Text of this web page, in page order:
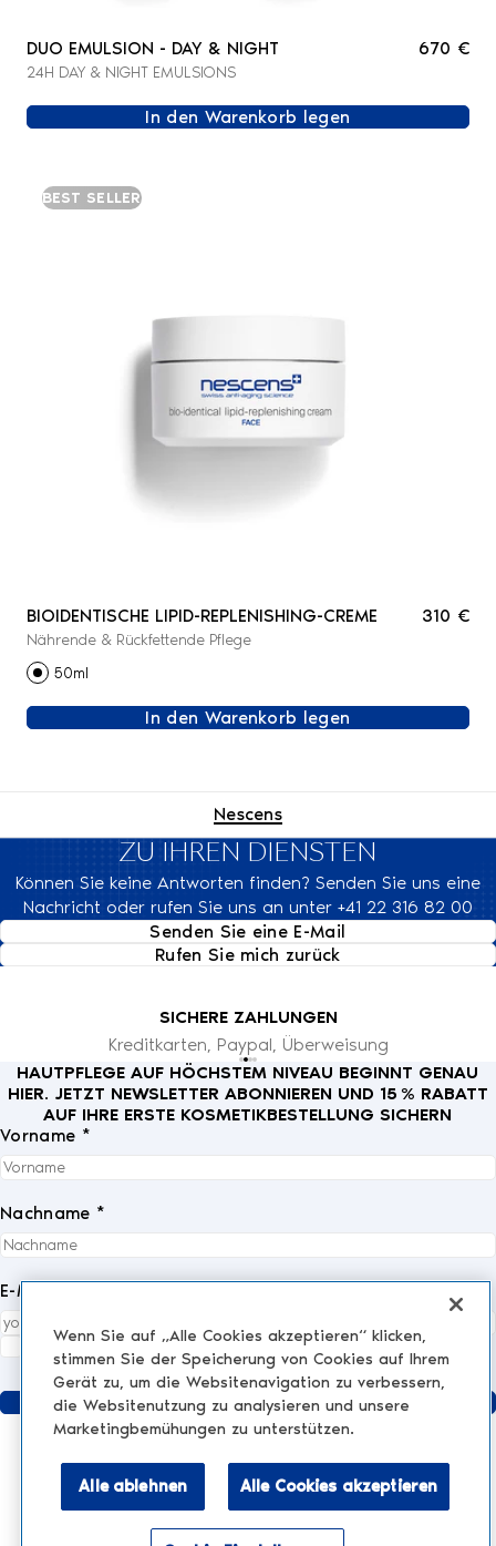
DUO EMULSION - DAY & NIGHT
24H DAY & NIGHT EMULSIONS
670 €
In den Warenkorb legen
BEST SELLER
BIOIDENTISCHE LIPID-REPLENISHING-CREME
Nährende & Rückfettende Pflege
310 €
50ml
In den Warenkorb legen
Nescens
ZU IHREN DIENSTEN
Können Sie keine Antworten finden? Senden Sie uns eine
Nachricht oder rufen Sie uns an unter +41 22 316 82 00
Senden Sie eine E-Mail
Rufen Sie mich zurück
SICHERE ZAHLUNGEN
Kreditkarten, Paypal, Überweisung
HAUTPFLEGE AUF HÖCHSTEM NIVEAU BEGINNT GENAU
HIER. JETZT NEWSLETTER ABONNIEREN UND 15 % RABATT
AUF IHRE ERSTE KOSMETIKBESTELLUNG SICHERN
Vorname *
Nachname *
E-Mail *
Ich akzeptiere dieDatenschutzrichtlinievollständig.*
Senden
KLINIK
AESTHETIC TREATMENTS
Wenn Sie auf „Alle Cookies akzeptieren“ klicken,
stimmen Sie der Speicherung von Cookies auf Ihrem
Gerät zu, um die Websitenavigation zu verbessern,
die Websitenutzung zu analysieren und unsere
Marketingbemühungen zu unterstützen.
Alle ablehnen Alle Cookies akzeptieren